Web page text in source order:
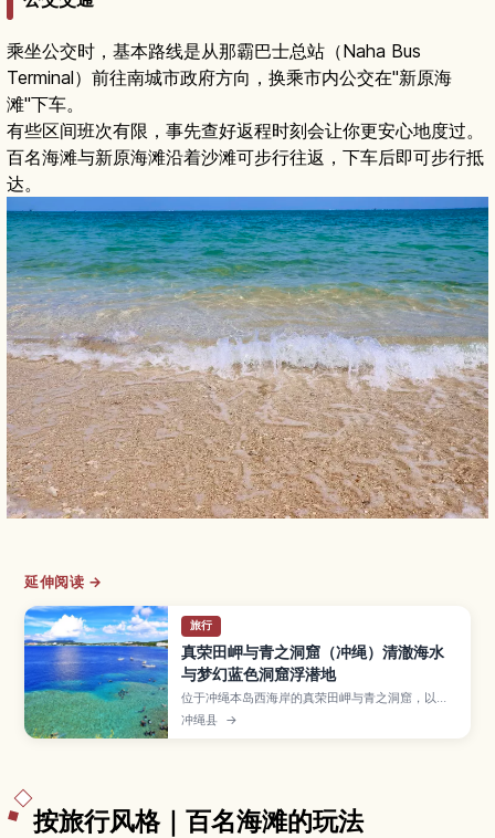
乘坐公交时，基本路线是从那霸巴士总站（Naha Bus
Terminal）前往南城市政府方向，换乘市内公交在"新原海
滩"下车。
有些区间班次有限，事先查好返程时刻会让你更安心地度过。
百名海滩与新原海滩沿着沙滩可步行往返，下车后即可步行抵
达。
延伸阅读 →
旅行
真荣田岬与青之洞窟（冲绳）清澈海水
与梦幻蓝色洞窟浮潜地
位于冲绳本岛西海岸的真荣田岬与青之洞窟，以透
明海水和梦幻蔚蓝光影而闻名，是人气浮潜与潜水
圣地。本文介绍报名前需了解的行程类型、适合初
冲绳县 →
按旅行风格｜百名海滩的玩法